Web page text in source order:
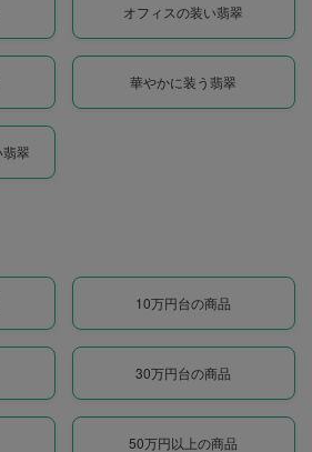
オフィスの装い翡翠
華やかに装う翡翠
翠
10万円台の商品
30万円台の商品
50万円以上の商品